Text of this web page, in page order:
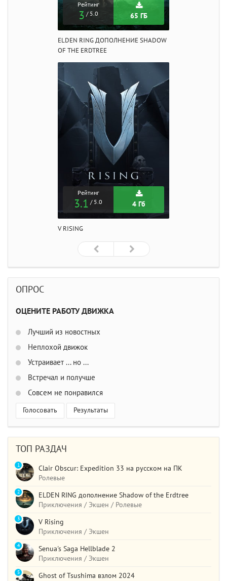
Рейтинг
3 / 5.0 65 ГБ
ELDEN RING ДОПОЛНЕНИЕ SHADOW
OF THE ERDTREE
Рейтинг
3.1 / 5.0 4 Гб
V RISING
ОПРОС
ОЦЕНИТЕ РАБОТУ ДВИЖКА
Лучший из новостных
Неплохой движок
Устраивает ... но ...
Встречал и получше
Совсем не понравился
Голосовать Результаты
ТОП РАЗДАЧ
Clair Obscur: Expedition 33 на русском на ПК
Ролевые
1
ELDEN RING дополнение Shadow of the Erdtree
Приключения / Экшен / Ролевые
2
V Rising
Приключения / Экшен
3
Senua's Saga Hellblade 2
Приключения / Экшен
4
Ghost of Tsushima взлом 2024
5